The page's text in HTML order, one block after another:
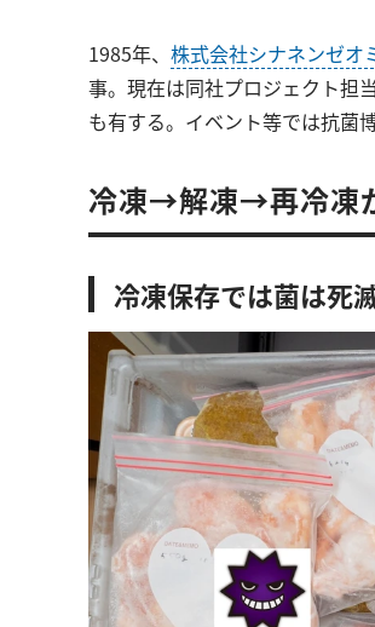
1985年、 株式会社シナネンゼオ
事。現在は同社プロジェクト担
も有する。イベント等では抗菌
冷凍→解凍→再冷凍
冷凍保存では菌は死